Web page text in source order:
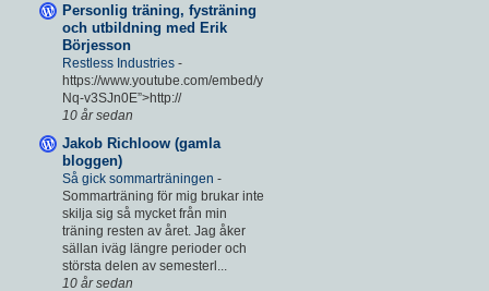
Personlig träning, fysträning
och utbildning med Erik
Börjesson
Restless Industries -
https://www.youtube.com/embed/y
Nq-v3SJn0E”>http://
10 år sedan
Jakob Richloow (gamla
bloggen)
Så gick sommarträningen -
Sommarträning för mig brukar inte
skilja sig så mycket från min
träning resten av året. Jag åker
sällan iväg längre perioder och
största delen av semesterl...
10 år sedan